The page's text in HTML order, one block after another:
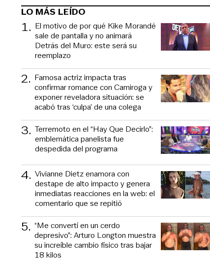
LO MÁS LEÍDO
1. El motivo de por qué Kike Morandé
sale de pantalla y no animará
Detrás del Muro: este será su
reemplazo
2. Famosa actriz impacta tras
confirmar romance con Camiroga y
exponer reveladora situación: se
acabó tras ‘culpa’ de una colega
3. Terremoto en el “Hay Que Decirlo”:
emblemática panelista fue
despedida del programa
4. Vivianne Dietz enamora con
destape de alto impacto y genera
inmediatas reacciones en la web: el
comentario que se repitió
5. “Me convertí en un cerdo
depresivo”: Arturo Longton muestra
su increíble cambio físico tras bajar
18 kilos